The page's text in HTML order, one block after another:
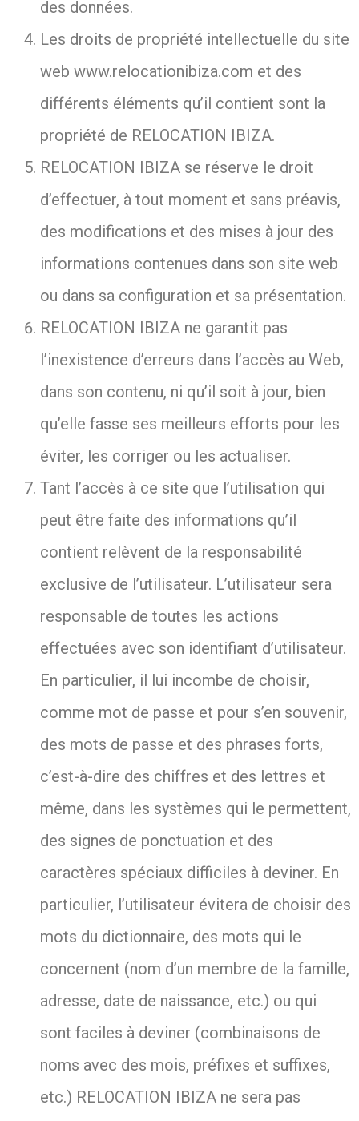
des données.
Les droits de propriété intellectuelle du site
web www.relocationibiza.com et des
différents éléments qu’il contient sont la
propriété de RELOCATION IBIZA.
RELOCATION IBIZA se réserve le droit
d’effectuer, à tout moment et sans préavis,
des modifications et des mises à jour des
informations contenues dans son site web
ou dans sa configuration et sa présentation.
RELOCATION IBIZA ne garantit pas
l’inexistence d’erreurs dans l’accès au Web,
dans son contenu, ni qu’il soit à jour, bien
qu’elle fasse ses meilleurs efforts pour les
éviter, les corriger ou les actualiser.
Tant l’accès à ce site que l’utilisation qui
peut être faite des informations qu’il
contient relèvent de la responsabilité
exclusive de l’utilisateur. L’utilisateur sera
responsable de toutes les actions
effectuées avec son identifiant d’utilisateur.
En particulier, il lui incombe de choisir,
comme mot de passe et pour s’en souvenir,
des mots de passe et des phrases forts,
c’est-à-dire des chiffres et des lettres et
même, dans les systèmes qui le permettent,
des signes de ponctuation et des
caractères spéciaux difficiles à deviner. En
particulier, l’utilisateur évitera de choisir des
mots du dictionnaire, des mots qui le
concernent (nom d’un membre de la famille,
adresse, date de naissance, etc.) ou qui
sont faciles à deviner (combinaisons de
noms avec des mois, préfixes et suffixes,
etc.) RELOCATION IBIZA ne sera pas